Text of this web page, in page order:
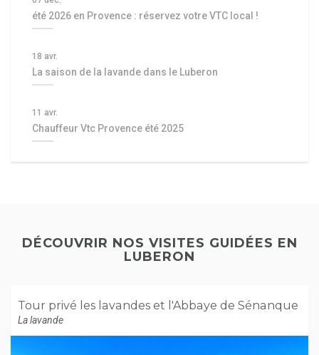
été 2026 en Provence : réservez votre VTC local !
18 avr.
La saison de la lavande dans le Luberon
11 avr.
Chauffeur Vtc Provence été 2025
DÉCOUVRIR NOS VISITES GUIDÉES EN
LUBERON
Tour privé les lavandes et l'Abbaye de Sénanque
La lavande